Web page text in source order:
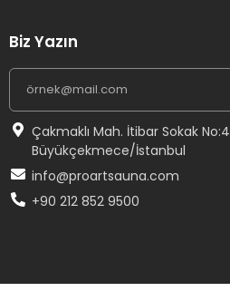
Biz Yazın
Çakmaklı Mah. İtibar Sokak No:4
Büyükçekmece/İstanbul
info@proartsauna.com
+90 212 852 9500